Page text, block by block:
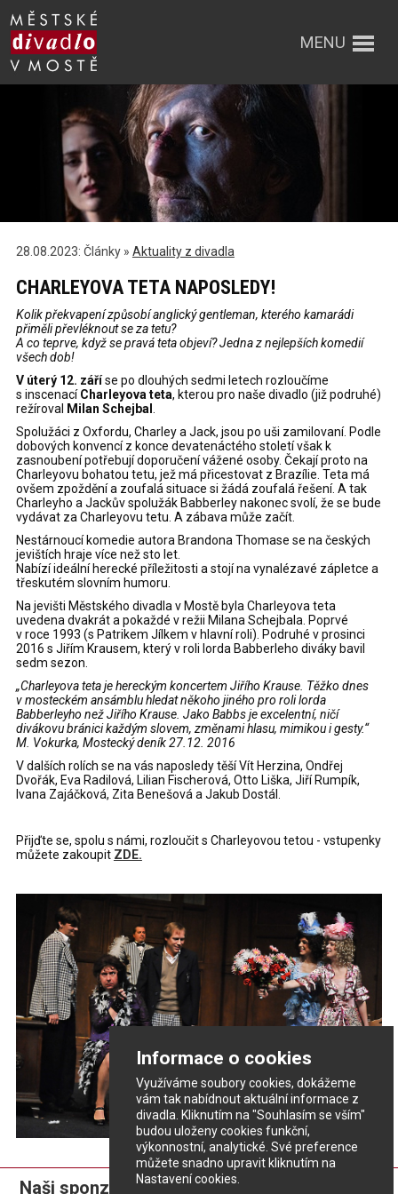
Informace o cookies
Využíváme soubory cookies, dokážeme
vám tak nabídnout aktuální informace z
divadla. Kliknutím na "Souhlasím se vším"
budou uloženy cookies funkční,
výkonnostní, analytické. Své preference
můžete snadno upravit kliknutím na
Nastavení cookies.
MENU
28.08.2023: Články » Aktuality z divadla
CHARLEYOVA TETA NAPOSLEDY!
Kolik překvapení způsobí anglický gentleman, kterého kamarádi
přiměli převléknout se za tetu?
A co teprve, když se pravá teta objeví? Jedna z nejlepších komedií
všech dob!
V úterý 12. záříse po dlouhých sedmi letech rozloučíme
s inscenacíCharleyova teta, kterou pro naše divadlo (již podruhé)
režíroval
Milan Schejbal
Spolužáci z Oxfordu, Charley a Jack, jsou po uši zamilovaní. Podle
dobových konvencí z konce devatenáctého století však k
zasnoubení potřebují doporučení vážené osoby. Čekají proto na
Charleyovu bohatou tetu, jež má přicestovat z Brazílie. Teta má
ovšem zpoždění a zoufalá situace si žádá zoufalá řešení. A tak
Charleyho a Jackův spolužák Babberley nakonec svolí, že se bude
vydávat za Charleyovu tetu. A zábava může začít.
Nestárnoucí komedie autora Brandona Thomase se na českých
jevištích hraje více než sto let.
Nabízí ideální herecké příležitosti a stojí na vynalézavé zápletce a
třeskutém slovním humoru.
Na jevišti Městského divadla v Mostě byla Charleyova teta
uvedena dvakrát a pokaždé v režii Milana Schejbala. Poprvé
v roce 1993 (s Patrikem Jílkem v hlavní roli). Podruhé v prosinci
2016 s Jiřím Krausem, který v roli lorda Babberleho diváky bavil
sedm sezon.
„Charleyova teta je hereckým koncertem Jiřího Krause. Těžko dnes
v mosteckém ansámblu hledat někoho jiného pro roli lorda
Babberleyho než Jiřího Krause. Jako Babbs je excelentní, ničí
divákovu bránici každým slovem, změnami hlasu, mimikou i gesty.“
M. Vokurka, Mostecký deník 27.12. 2016
V dalších rolích se na vás naposledy těší Vít Herzina, Ondřej
Dvořák, Eva Radilová, Lilian Fischerová, Otto Liška, Jiří Rumpík,
Ivana Zajáčková, Zita Benešová a Jakub Dostál.
Přijďte se, spolu s námi, rozloučit s Charleyovou tetou - vstupenky
můžete zakoupit ZDE.
Naši sponzoři: